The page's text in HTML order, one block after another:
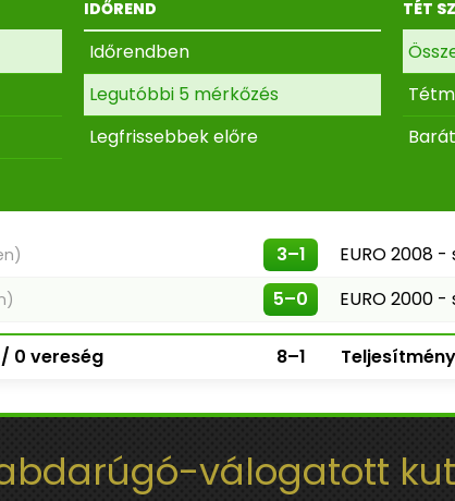
IDŐREND
Időrendben
Legutóbbi 5 mérkőzés
Legfrissebbek előre
TÉT
3–1
EURO 2008
5–0 EURO 2000
0 vereség 8–1
válogatott